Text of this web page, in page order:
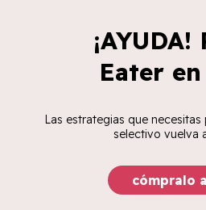
Eater en
Las estrategias que
selectivo vuelva
cómpralo